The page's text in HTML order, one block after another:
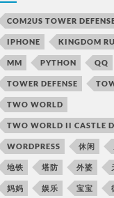
COM2US TOWER
IPHONE KINGDOM
MM PYTHON QQ
TOWER DEFENSE
TWO WORLD
TWO WORLD II CASTLE
WORDPRESS 休闲
地铁 塔防 外婆
妈妈 娱乐 宝宝